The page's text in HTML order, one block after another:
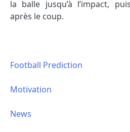
la balle jusqu’à l’impact,
après le coup.
Football Prediction
Motivation
News